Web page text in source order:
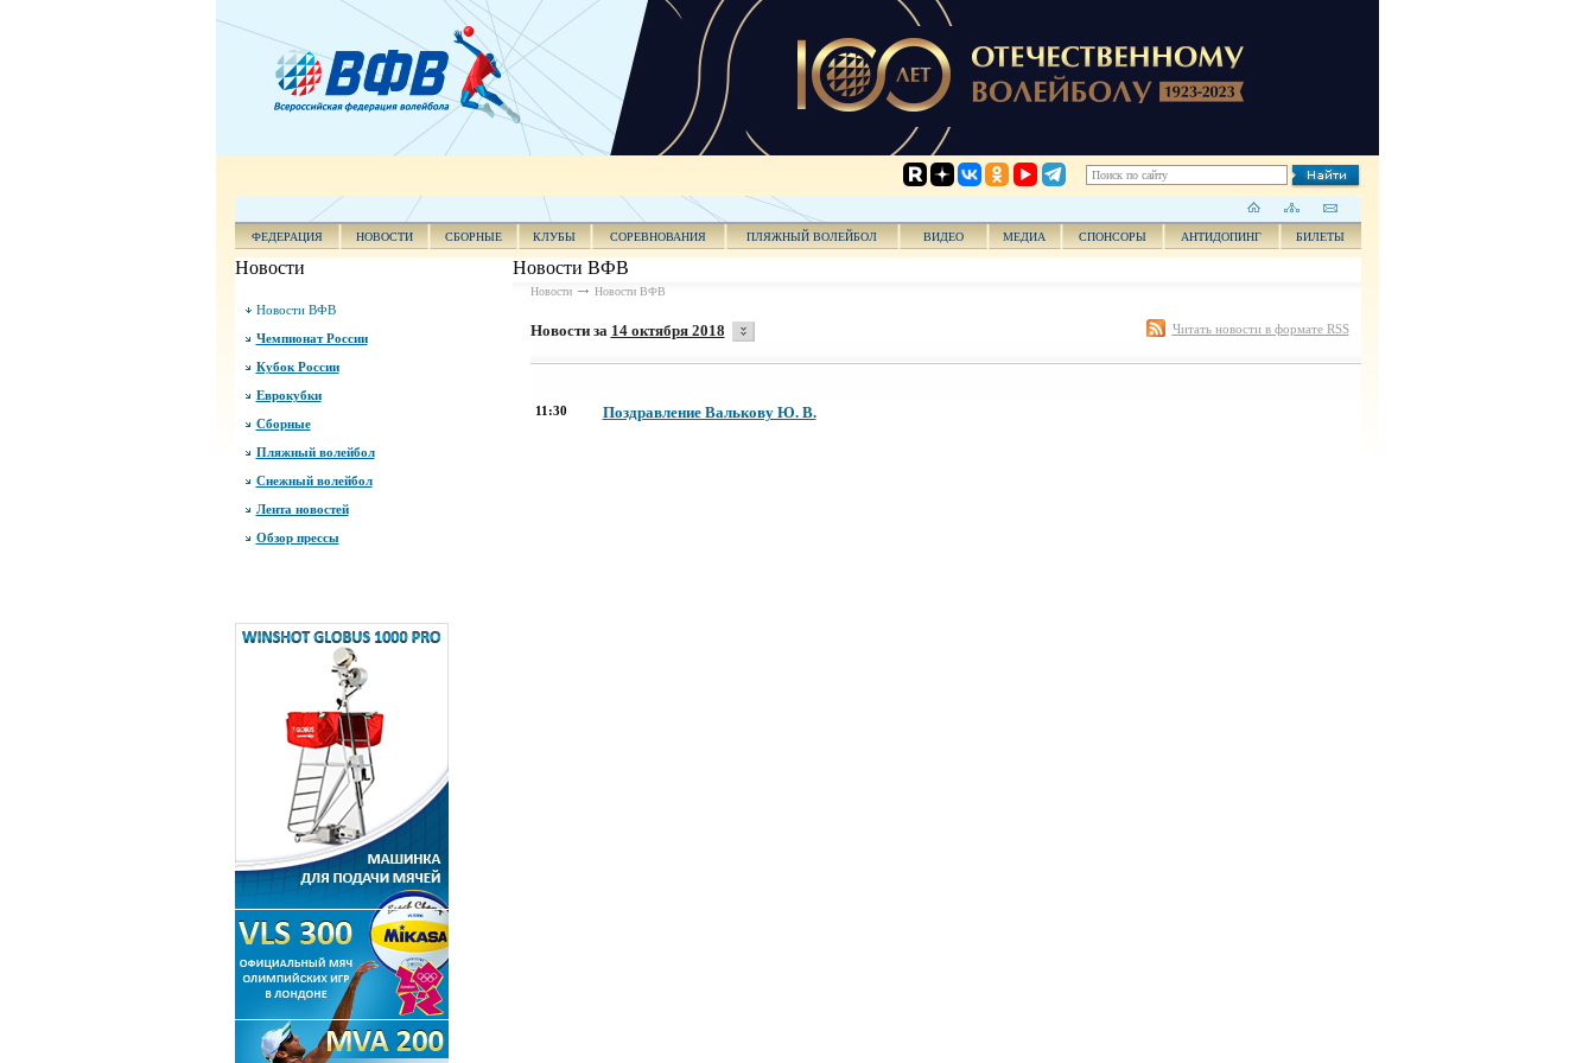
ФЕДЕРАЦИЯ НОВОСТИ СБОРНЫЕ КЛУБЫ СОРЕВНОВАНИЯ ПЛЯЖНЫЙ ВОЛЕЙБОЛ ВИДЕО МЕДИА СПОНСОРЫ АНТИДОПИНГ БИЛЕТЫ
Новости
Новости ВФВ
Чемпионат России
Кубок России
Еврокубки
Сборные
Пляжный волейбол
Снежный волейбол
Лента новостей
Обзор прессы
Новости ВФВ
Новости Новости ВФВ
Новости за 14 октября 2018 Читать новости в формате RSS
11:30 Поздравление Валькову Ю. В.